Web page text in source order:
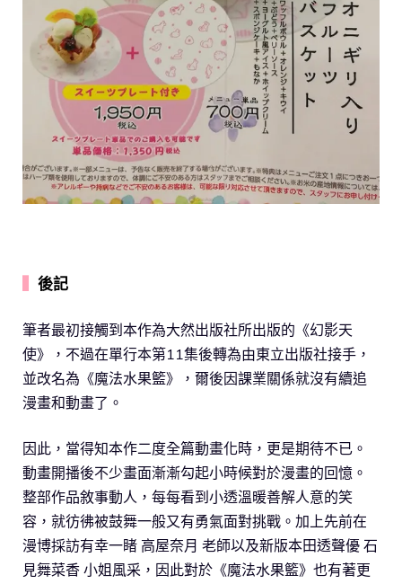
後記
筆者最初接觸到本作為大然出版社所出版的《幻影天
使》，不過在單行本第11集後轉為由東立出版社接手，
並改名為《魔法水果籃》，爾後因課業關係就沒有續追
漫畫和動畫了。
因此，當得知本作二度全篇動畫化時，更是期待不已。
動畫開播後不少畫面漸漸勾起小時候對於漫畫的回憶。
整部作品敘事動人，每每看到小透溫暖善解人意的笑
容，就彷彿被鼓舞一般又有勇氣面對挑戰。加上先前在
漫博採訪有幸一睹 高屋奈月 老師以及新版本田透聲優 石
見舞菜香 小姐風采，因此對於《魔法水果籃》也有著更